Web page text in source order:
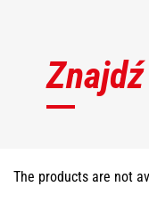
The products are not